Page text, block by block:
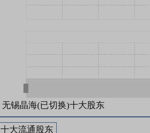
无锡晶海(已切换)十大股东
十大流通股东